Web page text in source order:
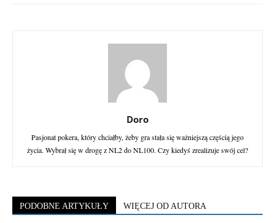
Doro
Pasjonat pokera, który chciałby, żeby gra stała się ważniejszą częścią jego
życia. Wybrał się w drogę z NL2 do NL100. Czy kiedyś zrealizuje swój cel?
PODOBNE ARTYKUŁY WIĘCEJ OD AUTORA